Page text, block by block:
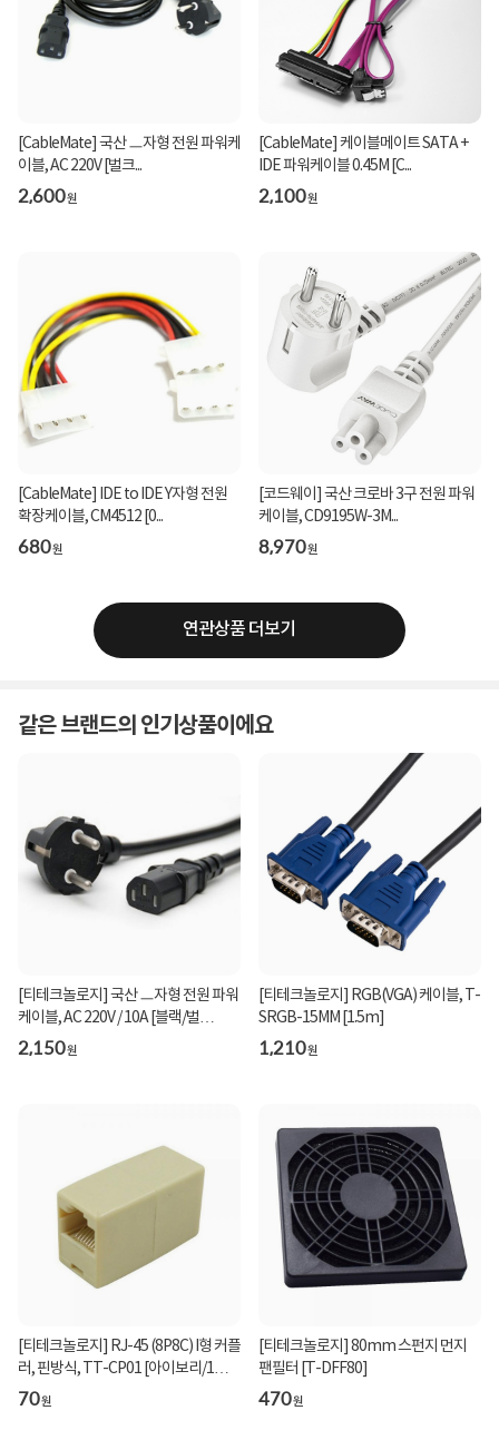
[CableMate] 국산 ㅡ자형 전원 파워케
이블, AC 220V [벌크...
2,600원
[CableMate] 케이블메이트 SATA +
IDE 파워케이블 0.45M [C...
2,100원
[CableMate] IDE to IDE Y자형 전원
확장케이블, CM4512 [0...
680원
[코드웨이] 국산 크로바 3구 전원 파워
케이블, CD9195W-3M...
8,970원
연관상품 더보기
같은 브랜드의 인기상품이에요
[티테크놀로지] 국산 ㅡ자형 전원 파워
케이블, AC 220V / 10A [블랙/벌
크/1.5m]
2,150원
[티테크놀로지] RGB(VGA) 케이블, T-
SRGB-15MM [1.5m]
1,210원
[티테크놀로지] RJ-45 (8P8C) I형 커플
러, 핀방식, TT-CP01 [아이보리/1개]
[벌크]
70원
[티테크놀로지] 80mm 스펀지 먼지
팬필터 [T-DFF80]
470원